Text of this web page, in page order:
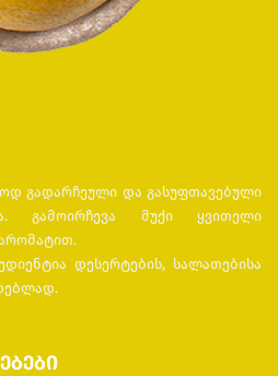
გადარჩეული და გასუფთავებული
გამოირჩევა მუქი ყვითელი
დესერტების, სალათებისა